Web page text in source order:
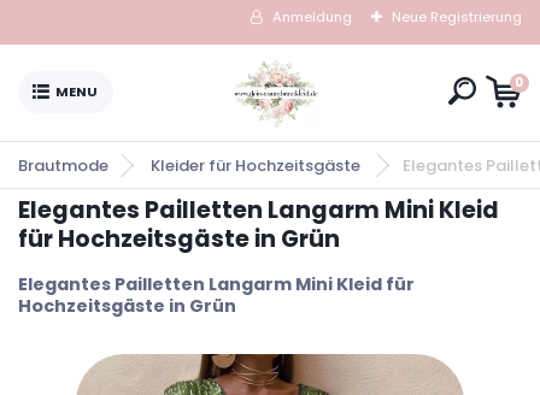
Anmeldung Neue Registrierung
0
Brautmode Kleider für Hochzeitsgäste Elegantes
Elegantes Pailletten Langarm Mini Kleid
für Hochzeitsgäste in Grün
Elegantes Pailletten Langarm Mini Kleid für
Hochzeitsgäste in Grün